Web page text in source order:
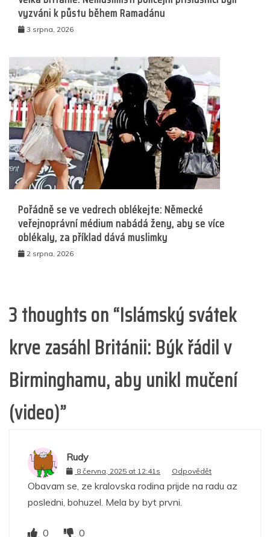
vyzváni k půstu během Ramadánu
3 srpna, 2026
Pořádně se ve vedrech oblékejte: Německé
veřejnoprávní médium nabádá ženy, aby se více
oblékaly, za příklad dává muslimky
2 srpna, 2026
3 thoughts on “Islámský svátek
krve zasáhl Británii: Býk řádil v
Birminghamu, aby unikl mučení
(video)”
Rudy
8 června, 2025 at 12:41s Odpovědět
Obavam se, ze kralovska rodina prijde na radu az
posledni, bohuzel. Mela by byt prvni.
0 0